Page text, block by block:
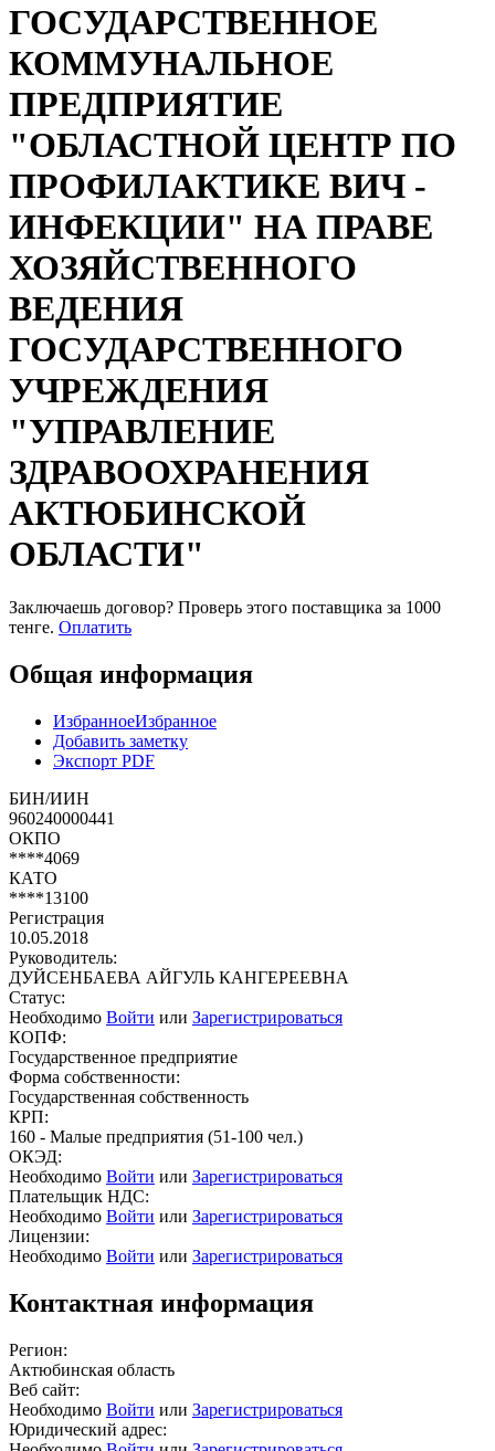
ГОСУДАРСТВЕННОЕ
КОММУНАЛЬНОЕ
ПРЕДПРИЯТИЕ
"ОБЛАСТНОЙ ЦЕНТР ПО
ПРОФИЛАКТИКЕ ВИЧ -
ИНФЕКЦИИ" НА ПРАВЕ
ХОЗЯЙСТВЕННОГО
ВЕДЕНИЯ
ГОСУДАРСТВЕННОГО
УЧРЕЖДЕНИЯ
"УПРАВЛЕНИЕ
ЗДРАВООХРАНЕНИЯ
АКТЮБИНСКОЙ
ОБЛАСТИ"
Заключаешь договор? Проверь этого поставщика за 1000
тенге. Оплатить
Общая информация
ИзбранноеИзбранное
Добавить заметку
Экспорт PDF
БИН/ИИН
960240000441
ОКПО
****4069
КАТО
****13100
Регистрация
10.05.2018
Руководитель:
ДУЙСЕНБАЕВА АЙГУЛЬ КАНГЕРЕЕВНА
Статус:
Необходимо Войти или Зарегистрироваться
КОПФ:
Государственное предприятие
Форма собственности:
Государственная собственность
КРП:
160 - Малые предприятия (51-100 чел.)
ОКЭД:
Необходимо Войти или Зарегистрироваться
Плательщик НДС:
Необходимо Войти или Зарегистрироваться
Лицензии:
Необходимо Войти или Зарегистрироваться
Контактная информация
Регион:
Актюбинская область
Веб сайт:
Необходимо Войти или Зарегистрироваться
Юридический адрес: